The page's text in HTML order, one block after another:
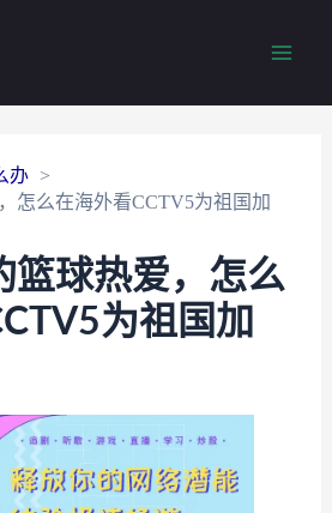
办
怎么在海外看CCTV5为祖国加
篮球热爱，怎么
为祖国加